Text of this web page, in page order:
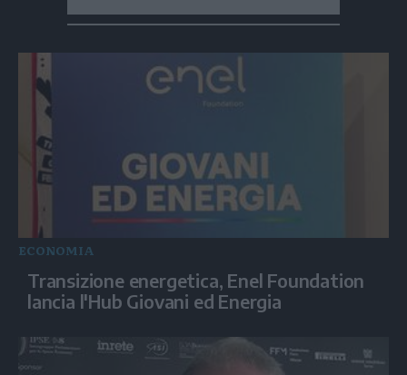
ECONOMIA
Transizione energetica, Enel Foundation
lancia l'Hub Giovani ed Energia